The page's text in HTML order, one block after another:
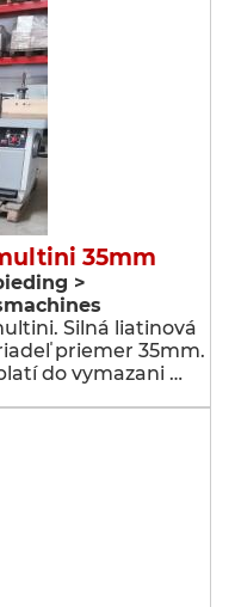
35mm
>
Silná liatinová
priemer 35mm.
do vymazani …